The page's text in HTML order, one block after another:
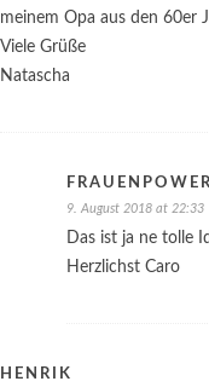
meinem Opa aus den 60er
Viele Grüße
Natascha
9. August 2018 at 22:33
Das ist ja ne tolle
Herzlichst Caro
HENRIK